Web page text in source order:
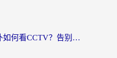
海外党亲测：在海外如何看CCTV？告别“仅限大陆播放”的实用指南